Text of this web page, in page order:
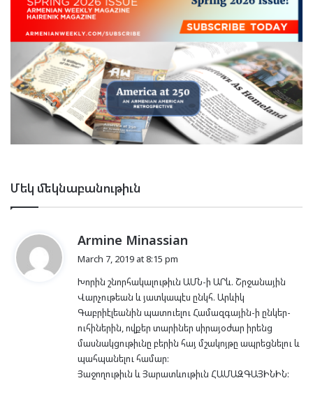
Մեկ մեկնաբանութիւն
Armine Minassian
s
:
March 7, 2019 at 8:15 pm
Խորին շնորհակալութիւն ԱՄՆ-ի ԱՐև. Շրջանային
Վարչութեան և յատկապէս ընկհ. Արևիկ
Գաբրիէլեանին պատուելու Համազգային-ի ընկեր-
ուհիներին, ովքեր տարիներ սիրայօժար իրենց
մասնակցութիւնը բերին հայ մշակոյթը ապրեցնելու և
պահպանելու համար:
Յաջողութիւն և Յարատևութիւն ՀԱՄԱԶԳԱՅԻՆԻՆ: